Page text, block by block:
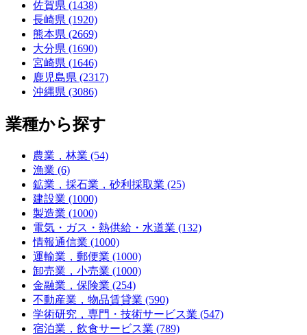
佐賀県 (1438)
長崎県 (1920)
熊本県 (2669)
大分県 (1690)
宮崎県 (1646)
鹿児島県 (2317)
沖縄県 (3086)
業種から探す
農業，林業 (54)
漁業 (6)
鉱業，採石業，砂利採取業 (25)
建設業 (1000)
製造業 (1000)
電気・ガス・熱供給・水道業 (132)
情報通信業 (1000)
運輸業，郵便業 (1000)
卸売業，小売業 (1000)
金融業，保険業 (254)
不動産業，物品賃貸業 (590)
学術研究，専門・技術サービス業 (547)
宿泊業，飲食サービス業 (789)